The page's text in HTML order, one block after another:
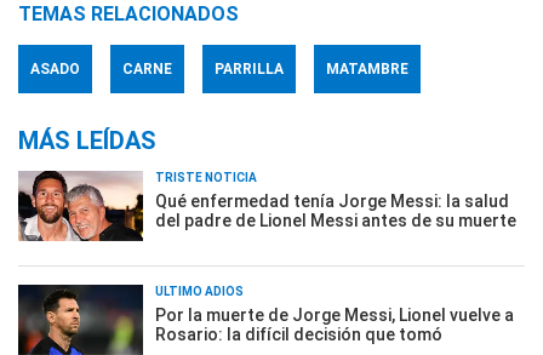
TEMAS RELACIONADOS
ASADO CARNE PARRILLA MATAMBRE
MÁS LEÍDAS
TRISTE NOTICIA
Qué enfermedad tenía Jorge Messi: la salud
del padre de Lionel Messi antes de su muerte
ÚLTIMO ADIÓS
Por la muerte de Jorge Messi, Lionel vuelve a
Rosario: la difícil decisión que tomó